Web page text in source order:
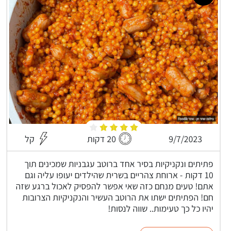
9/7/2023 20 דקות קל
פתיתים ונקניקיות בסיר אחד ברוטב עגבניות שמכינים תוך
10 דקות - ארוחת צהריים בשרית שהילדים יעופו עליה וגם
אתם! טעים מנחם כזה שאי אפשר להפסיק לאכול ברגע שזה
חם! הפתיתים ישתו את הרוטב העשיר והנקניקיות הצרובות
יהיו כל כך טעימות.. שווה לנסות!